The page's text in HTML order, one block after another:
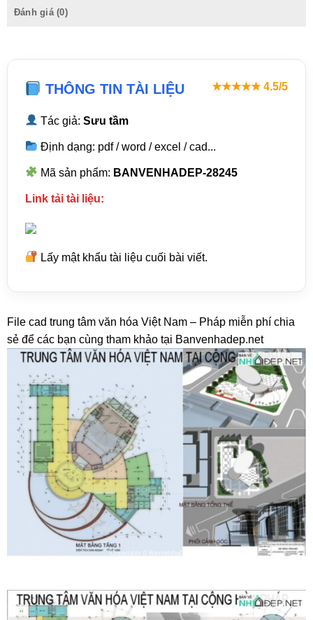
Đánh giá (0)
THÔNG TIN TÀI LIỆU ★★★★★ 4.5/5
Tác giả:Sưu tầm
Định dạng: pdf / word / excel / cad...
Mã sản phẩm: BANVENHADEP-28245
Link tải tài liệu:
Lấy mật khẩu tài liệu cuối bài viết.
File cad trung tâm văn hóa Việt Nam – Pháp miễn phí chia
sẻ để các bạn cùng tham khảo tại Banvenhadep.net